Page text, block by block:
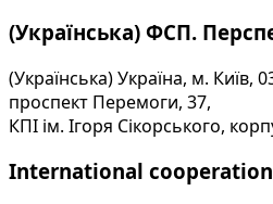
(Українська) ФСП.
(Українська) Україна, м. Київ,
проспект Перемоги, 37,
КПІ ім. Ігоря Сікорського,
International cooperation